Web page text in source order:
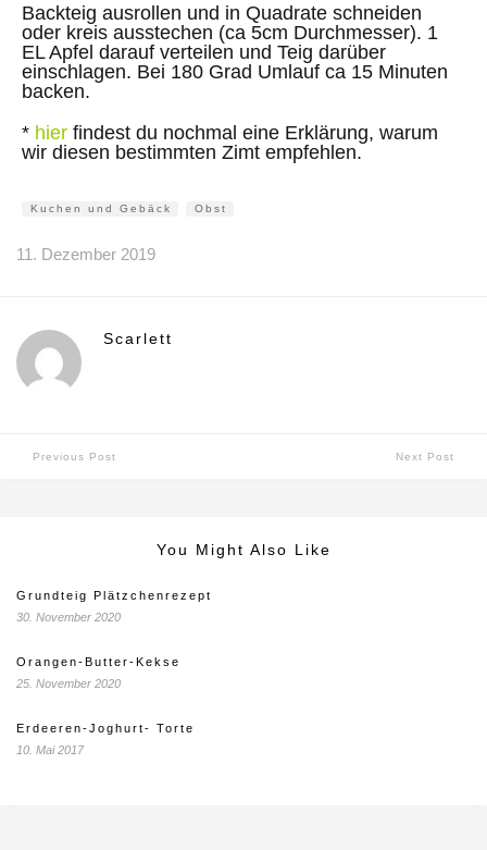
Backteig ausrollen und in Quadrate schneiden
oder kreis ausstechen (ca 5cm Durchmesser). 1
EL Apfel darauf verteilen und Teig darüber
einschlagen. Bei 180 Grad Umlauf ca 15 Minuten
backen.
* hier findest du nochmal eine Erklärung, warum
wir diesen bestimmten Zimt empfehlen.
Kuchen und Gebäck Obst
11. Dezember 2019
Scarlett
Previous Post Next Post
You Might Also Like
Grundteig Plätzchenrezept
30. November 2020
Orangen-Butter-Kekse
25. November 2020
Erdeeren-Joghurt- Torte
10. Mai 2017